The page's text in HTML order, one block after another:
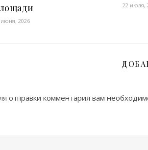
2026
22 июля,
отправки комментария вам